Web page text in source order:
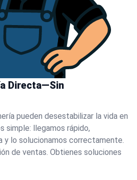
Directa—Sin
pueden desestabilizar la vida en
simple: llegamos rápido,
y lo solucionamos correctamente.
de ventas. Obtienes soluciones